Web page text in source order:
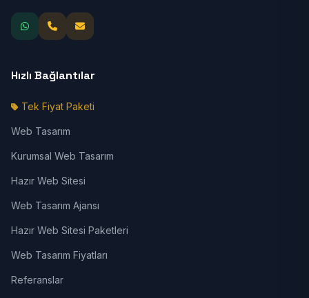
Hızlı Bağlantılar
Tek Fiyat Paketi
Web Tasarım
Kurumsal Web Tasarım
Hazır Web Sitesi
Web Tasarım Ajansı
Hazır Web Sitesi Paketleri
Web Tasarım Fiyatları
Referanslar